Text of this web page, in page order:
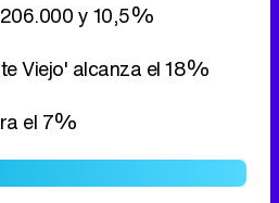
y 10,5%
Viejo' alcanza el 18%
el 7%